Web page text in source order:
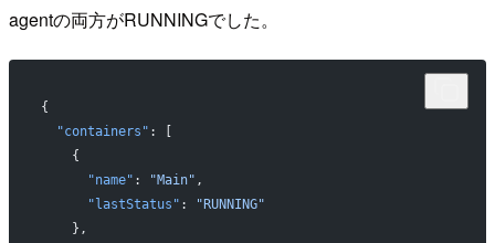
agentの両方がRUNNINGでした。
{
  "containers"
: [
    {
      "name"
: "Main" ,
      "lastStatus"
:
"RUNNING"
    },